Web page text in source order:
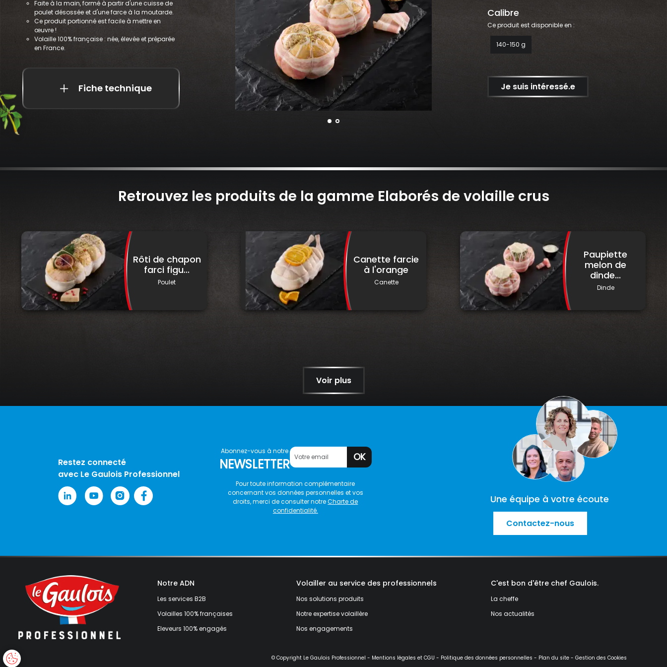
Faite à la main, formé à partir d'une cuisse de
poulet désossée et d'une farce à la moutarde.
Ce produit portionné est facile à mettre en
œuvre !
Volaille 100% française : née, élevée et préparée
en France.
Fiche technique
Calibre
Ce produit est disponible en :
140-150 g
Je suis intéressé.e
Retrouvez les produits de la gamme Elaborés de volaille crus
Rôti de chapon
farci figu...
Poulet
Canette farcie
à l'orange
Canette
Paupiette
melon de
dinde...
Dinde
Voir plus
Une équipe à votre écoute
Contactez-nous
Abonnez-vous à notre
NEWSLETTER OK
Pour toute information complémentaire
concernant vos données personnelles et vos
droits, merci de consulter notreCharte de
confidentialité.
Restez connecté
avec Le Gaulois Professionnel
Notre ADN
Les services B2B
Volailles 100% françaises
Eleveurs 100% engagés
Volailler au service des professionnels
Nos solutions produits
Notre expertise volaillère
Nos engagements
C'est bon d'être chef Gaulois.
La cheffe
Nos actualités
© Copyright Le Gaulois Professionnel - Mentions légales et CGU - Politique des données personnelles - Plan du site - Gestion des Cookies